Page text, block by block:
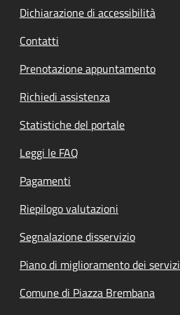
Dichiarazione di accessibilità
Contatti
Prenotazione appuntamento
Richiedi assistenza
Statistiche del portale
Leggi le FAQ
Pagamenti
Riepilogo valutazioni
Segnalazione disservizio
Piano di miglioramento dei servizi
Comune di Piazza Brembana